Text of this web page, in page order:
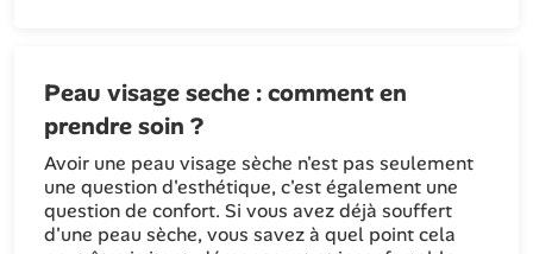
Peau visage seche : comment en
prendre soin ?
Avoir une peau visage sèche n'est pas seulement
une question d'esthétique, c'est également une
question de confort. Si vous avez déjà souffert
d'une peau sèche, vous savez à quel point cela